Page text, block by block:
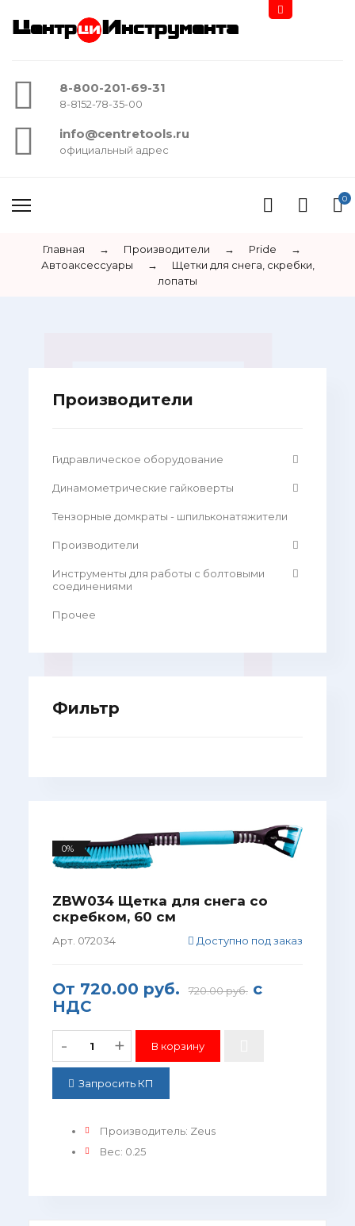
Центр Инструмента
8-800-201-69-31
8-8152-78-35-00
info@centretools.ru
официальный адрес
0
Главная → Производители → Pride
→
Автоаксессуары
→
Щетки для снега, скребки,
лопаты
Производители
Гидравлическое оборудование
Динамометрические гайковерты
Тензорные домкраты - шпильконатяжители
Производители
Инструменты для работы с болтовыми
соединениями
Прочее
Фильтр
0%
ZBW034 Щетка для снега со
скребком, 60 см
Арт. 072034 Доступно под заказ
От 720.00 руб. 720.00 руб.с
НДС
- +
Запросить КП
Производитель: Zeus
Вес: 0.25